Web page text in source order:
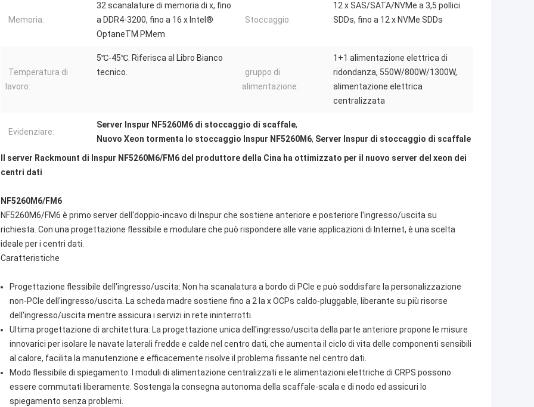
Memoria:
32 scanalature di memoria di x, fino
a DDR4-3200, fino a 16 x Intel®
OptaneTM PMem
Stoccaggio:
12 x SAS/SATA/NVMe a 3,5 pollici
SDDs, fino a 12 x NVMe SDDs
Temperatura di
lavoro:
5℃-45℃. Riferisca al Libro Bianco
tecnico.
gruppo di
alimentazione:
1+1 alimentazione elettrica di
ridondanza, 550W/800W/1300W,
alimentazione elettrica
centralizzata
Evidenziare:
Server Inspur NF5260M6 di stoccaggio di scaffale,
Nuovo Xeon tormenta lo stoccaggio Inspur NF5260M6, Server Inspur di stoccaggio di scaffale
Il server Rackmount di Inspur NF5260M6/FM6 del produttore della Cina ha ottimizzato per il nuovo server del xeon dei
centri dati
NF5260M6/FM6
NF5260M6/FM6 è primo server dell'doppio-incavo di Inspur che sostiene anteriore e posteriore l'ingresso/uscita su
richiesta. Con una progettazione flessibile e modulare che può rispondere alle varie applicazioni di Internet, è una scelta
ideale per i centri dati.
Caratteristiche
Progettazione flessibile dell'ingresso/uscita: Non ha scanalatura a bordo di PCIe e può soddisfare la personalizzazione
non-PCIe dell'ingresso/uscita. La scheda madre sostiene fino a 2 la x OCPs caldo-pluggable, liberante su più risorse
dell'ingresso/uscita mentre assicura i servizi in rete ininterrotti.
Ultima progettazione di architettura: La progettazione unica dell'ingresso/uscita della parte anteriore propone le misure
innovarici per isolare le navate laterali fredde e calde nel centro dati, che aumenta il ciclo di vita delle componenti sensibili
al calore, facilita la manutenzione e efficacemente risolve il problema fissante nel centro dati.
Modo flessibile di spiegamento: I moduli di alimentazione centralizzati e le alimentazioni elettriche di CRPS possono
essere commutati liberamente. Sostenga la consegna autonoma della scaffale-scala e di nodo ed assicuri lo
spiegamento senza problemi.